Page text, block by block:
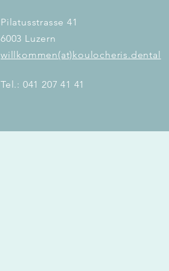
Pilatusstrasse 41
6003 Luzern
willkommen(at)koulocheris.dental
Tel.: 041 207 41 41